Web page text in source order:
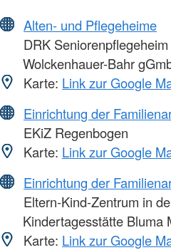
Alten- und Pflegeheime
DRK
Wolckenhauer-Bahr
Karte: Link zur Google
Einrichtung der
EKiZ Regenbogen
Karte: Link zur Google
Einrichtung der
Eltern-Kind-Zentrum in
Kindertagesstätte Bluma
Karte: Link zur Google